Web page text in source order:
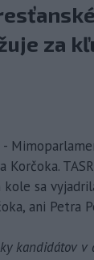
za
-
Korčoka.
sa
ani Petra
kandidátov